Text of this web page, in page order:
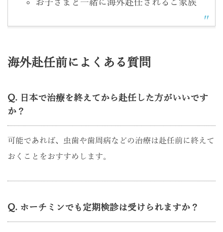
お子さまと一緒に海外赴任されるご家族
海外赴任前によくある質問
Q. 日本で治療を終えてから赴任した方がいいです
か？
可能であれば、虫歯や歯周病などの治療は赴任前に終えて
おくことをおすすめします。
Q. ホーチミンでも定期検診は受けられますか？